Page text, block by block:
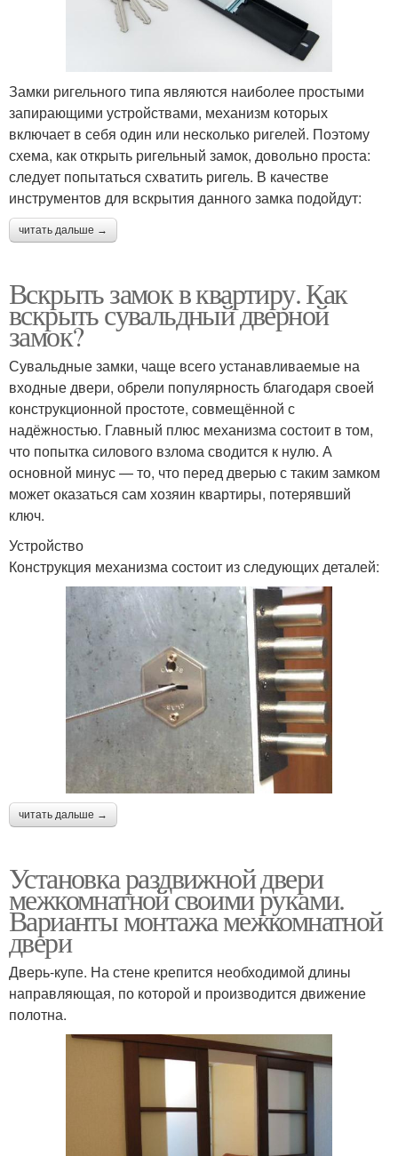
Замки ригельного типа являются наиболее простыми
запирающими устройствами, механизм которых
включает в себя один или несколько ригелей. Поэтому
схема, как открыть ригельный замок, довольно проста:
следует попытаться схватить ригель. В качестве
инструментов для вскрытия данного замка подойдут:
читать дальше →
Вскрыть замок в квартиру. Как
вскрыть сувальдный дверной
замок?
Сувальдные замки, чаще всего устанавливаемые на
входные двери, обрели популярность благодаря своей
конструкционной простоте, совмещённой с
надёжностью. Главный плюс механизма состоит в том,
что попытка силового взлома сводится к нулю. А
основной минус — то, что перед дверью с таким замком
может оказаться сам хозяин квартиры, потерявший
ключ.
Устройство
Конструкция механизма состоит из следующих деталей:
читать дальше →
Установка раздвижной двери
межкомнатной своими руками.
Варианты монтажа межкомнатной
двери
Дверь-купе. На стене крепится необходимой длины
направляющая, по которой и производится движение
полотна.